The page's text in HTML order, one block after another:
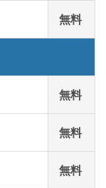
無料
無料
無料
無料